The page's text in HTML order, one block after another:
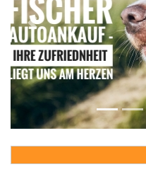
Previous